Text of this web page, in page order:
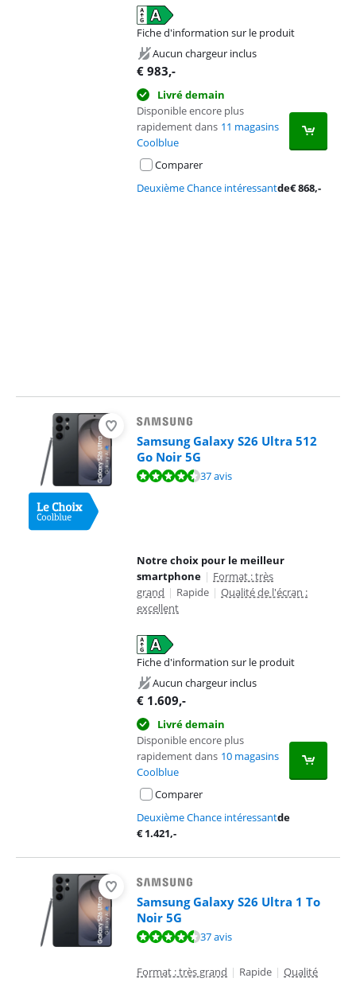
Fiche d'information sur le produit
s'ouvre dans un nouvel ongletAucun chargeur inclus
€ 983,-
Livré demain
Disponible encore plus
rapidement dans 11 magasins
Coolblue
Comparer
Deuxième Chance intéressantde€868,-
Samsung Galaxy S26 Ultra 512
Go Noir 5G
La note est de 9,4 sur 10, basée sur 37 avis.37 avis
Notre choix pour le meilleur
smartphone | Format : très
grand | Rapide | Qualité de l'écran :
excellent
Fiche d'information sur le produit
s'ouvre dans un nouvel ongletAucun chargeur inclus
€ 1.609,-
Livré demain
Disponible encore plus
rapidement dans 10 magasins
Coolblue
Comparer
Deuxième Chance intéressantde
€1.421,-
Samsung Galaxy S26 Ultra 1 To
Noir 5G
La note est de 9,4 sur 10, basée sur 37 avis.37 avis
Format : très grand | Rapide | Qualité